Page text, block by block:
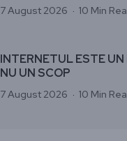
7 August 2026 10 Min
INTERNETUL ESTE
NU UN SCOP
7 August 2026 10 Min